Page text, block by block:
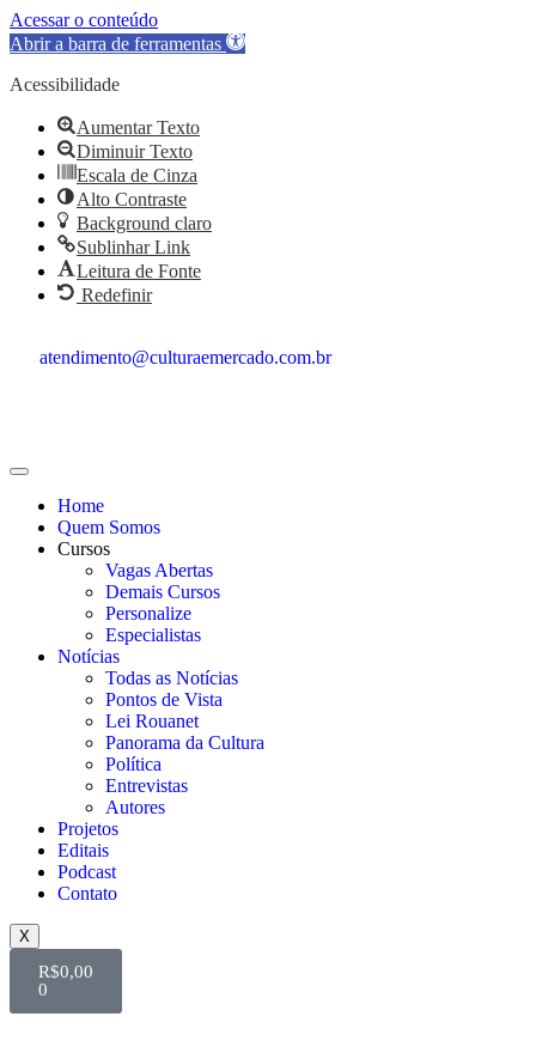
Acessar o conteúdo
Abrir a barra de ferramentas
Acessibilidade
Aumentar Texto
Diminuir Texto
Escala de Cinza
Alto Contraste
Background claro
Sublinhar Link
Leitura de Fonte
Redefinir
atendimento@culturaemercado.com.br
Home
Quem Somos
Cursos
Vagas Abertas
Demais Cursos
Personalize
Especialistas
Notícias
Todas as Notícias
Pontos de Vista
Lei Rouanet
Panorama da Cultura
Política
Entrevistas
Autores
Projetos
Editais
Podcast
Contato
X
R$0,00
0